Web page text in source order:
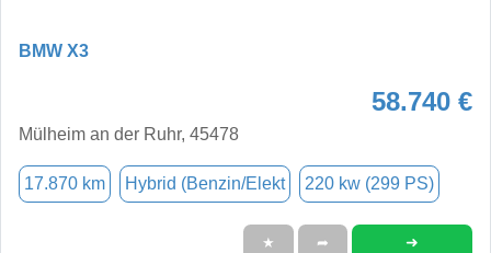
BMW X3
58.740 €
Mülheim an der Ruhr, 45478
17.870 km Hybrid (Benzin/Elekt 220 kw (299 PS)
★ ➦ ➜